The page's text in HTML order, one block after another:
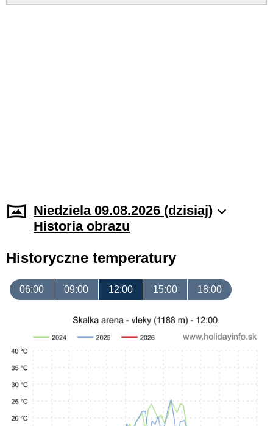
Niedziela 09.08.2026 (dzisiaj)
Historia obrazu
Historyczne temperatury
06:00 09:00 12:00 15:00 18:00